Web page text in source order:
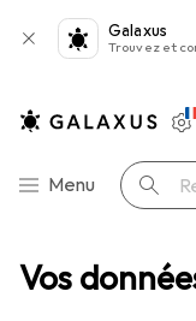
Vos
Galaxus
Trouvez et
Navigation par
Menu
Scanners